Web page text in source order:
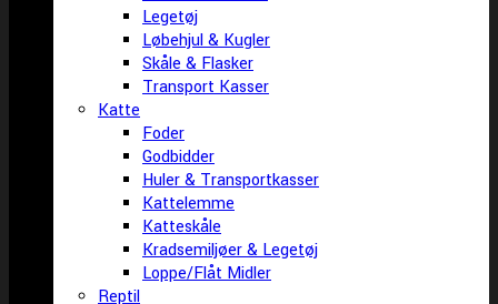
Legetøj
Løbehjul & Kugler
Skåle & Flasker
Transport Kasser
Katte
Foder
Godbidder
Huler & Transportkasser
Kattelemme
Katteskåle
Kradsemiljøer & Legetøj
Loppe/Flåt Midler
Reptil